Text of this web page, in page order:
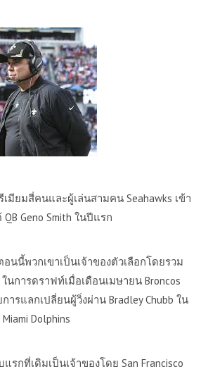
เมียมสี่คนและผู้เล่นสามคน Seahawks เข้า
QB Geno Smith ในปีแรก
อนนี้พวกเขาเป็นเจ้าของตัวเลือกโดยรวม
ในการดราฟท์เมื่อเดือนเมษายน Broncos
ารแลกเปลี่ยนผู้วิ่งผ่าน Bradley Chubb ใน
Miami Dolphins
แรกที่เดิมเป็นเจ้าของโดย San Francisco